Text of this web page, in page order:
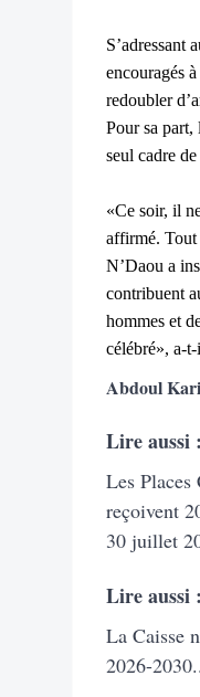
S’adressant
encouragés
redoubler
Pour sa part,
seul cadre
«Ce soir, il
affirmé. Tout
N’Daou a
contribuent
hommes et
célébré», a-
Abdoul
Lire aussi :
Les
reçoivent
30 juillet
Lire aussi :
La Caisse
2026-2030..